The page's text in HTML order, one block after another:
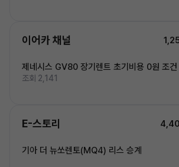
이어카 채널
제네시스 GV80 장기렌트 초기비용 0원 조건
조회 2,141
E-스토리
기아 더 뉴쏘렌토(MQ4) 리스 승계